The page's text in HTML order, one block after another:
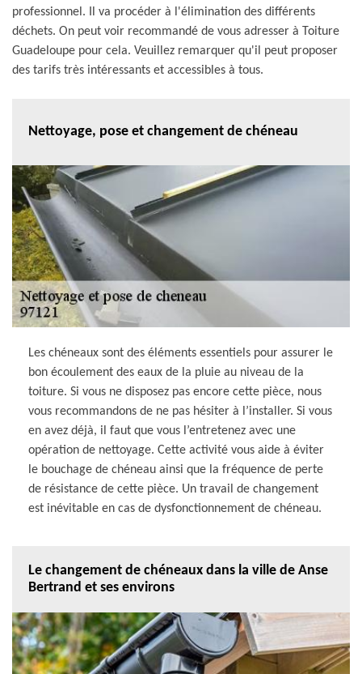
professionnel. Il va procéder à l'élimination des différents
déchets. On peut voir recommandé de vous adresser à Toiture
Guadeloupe pour cela. Veuillez remarquer qu'il peut proposer
des tarifs très intéressants et accessibles à tous.
Nettoyage, pose et changement de chéneau
Les chéneaux sont des éléments essentiels pour assurer le
bon écoulement des eaux de la pluie au niveau de la
toiture. Si vous ne disposez pas encore cette pièce, nous
vous recommandons de ne pas hésiter à l’installer. Si vous
en avez déjà, il faut que vous l’entretenez avec une
opération de nettoyage. Cette activité vous aide à éviter
le bouchage de chéneau ainsi que la fréquence de perte
de résistance de cette pièce. Un travail de changement
est inévitable en cas de dysfonctionnement de chéneau.
Le changement de chéneaux dans la ville de Anse
Bertrand et ses environs